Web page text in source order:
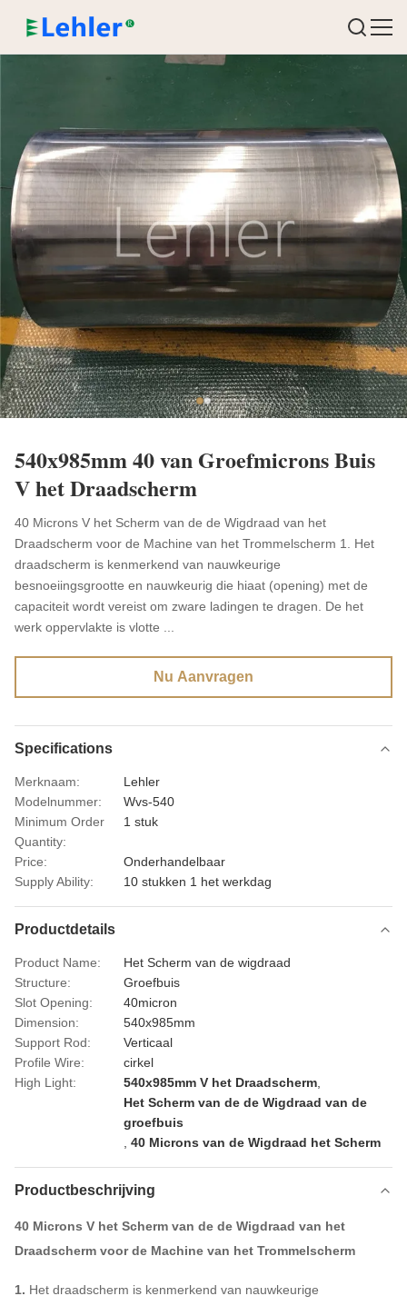
540x985mm 40 van Groefmicrons Buis
V het Draadscherm
40 Microns V het Scherm van de de Wigdraad van het
Draadscherm voor de Machine van het Trommelscherm 1. Het
draadscherm is kenmerkend van nauwkeurige
besnoeiingsgrootte en nauwkeurig die hiaat (opening) met de
capaciteit wordt vereist om zware ladingen te dragen. De het
werk oppervlakte is vlotte ...
Nu Aanvragen
Specifications
Merknaam:
Lehler
Modelnummer:
Wvs-540
Minimum Order
Quantity:
1 stuk
Price:
Onderhandelbaar
Supply Ability:
10 stukken 1 het werkdag
Productdetails
Product Name:
Het Scherm van de wigdraad
Structure:
Groefbuis
Slot Opening:
40micron
Dimension:
540x985mm
Support Rod:
Verticaal
Profile Wire:
cirkel
High Light:
540x985mm V het Draadscherm
Het Scherm van de de Wigdraad van de
groefbuis
40 Microns van de Wigdraad het Scherm
Productbeschrijving
40 Microns V het Scherm van de de Wigdraad van het
Draadscherm voor de Machine van het Trommelscherm
1. Het draadscherm is kenmerkend van nauwkeurige